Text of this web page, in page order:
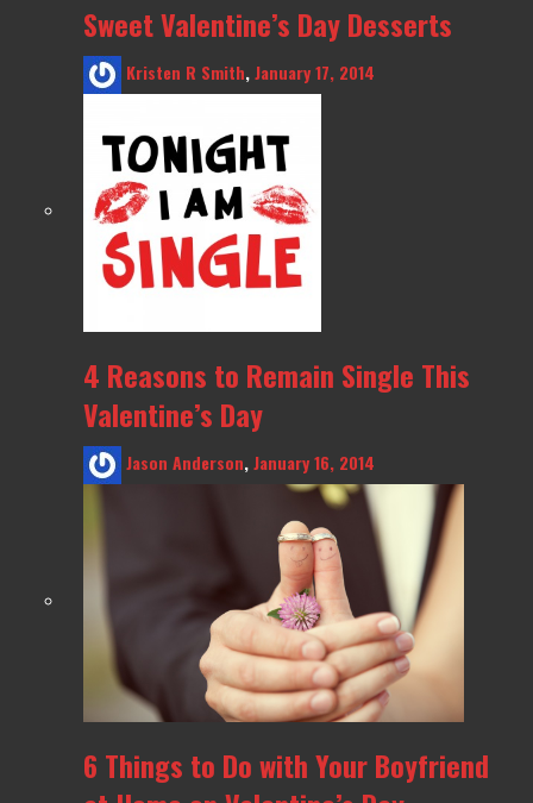
Sweet Valentine’s Day Desserts
Kristen R Smith,January 17, 2014
4 Reasons to Remain Single This
Valentine’s Day
Jason Anderson,January 16, 2014
6 Things to Do with Your Boyfriend